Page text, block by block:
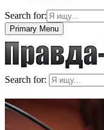
Search for:
Primary Menu
Search for: